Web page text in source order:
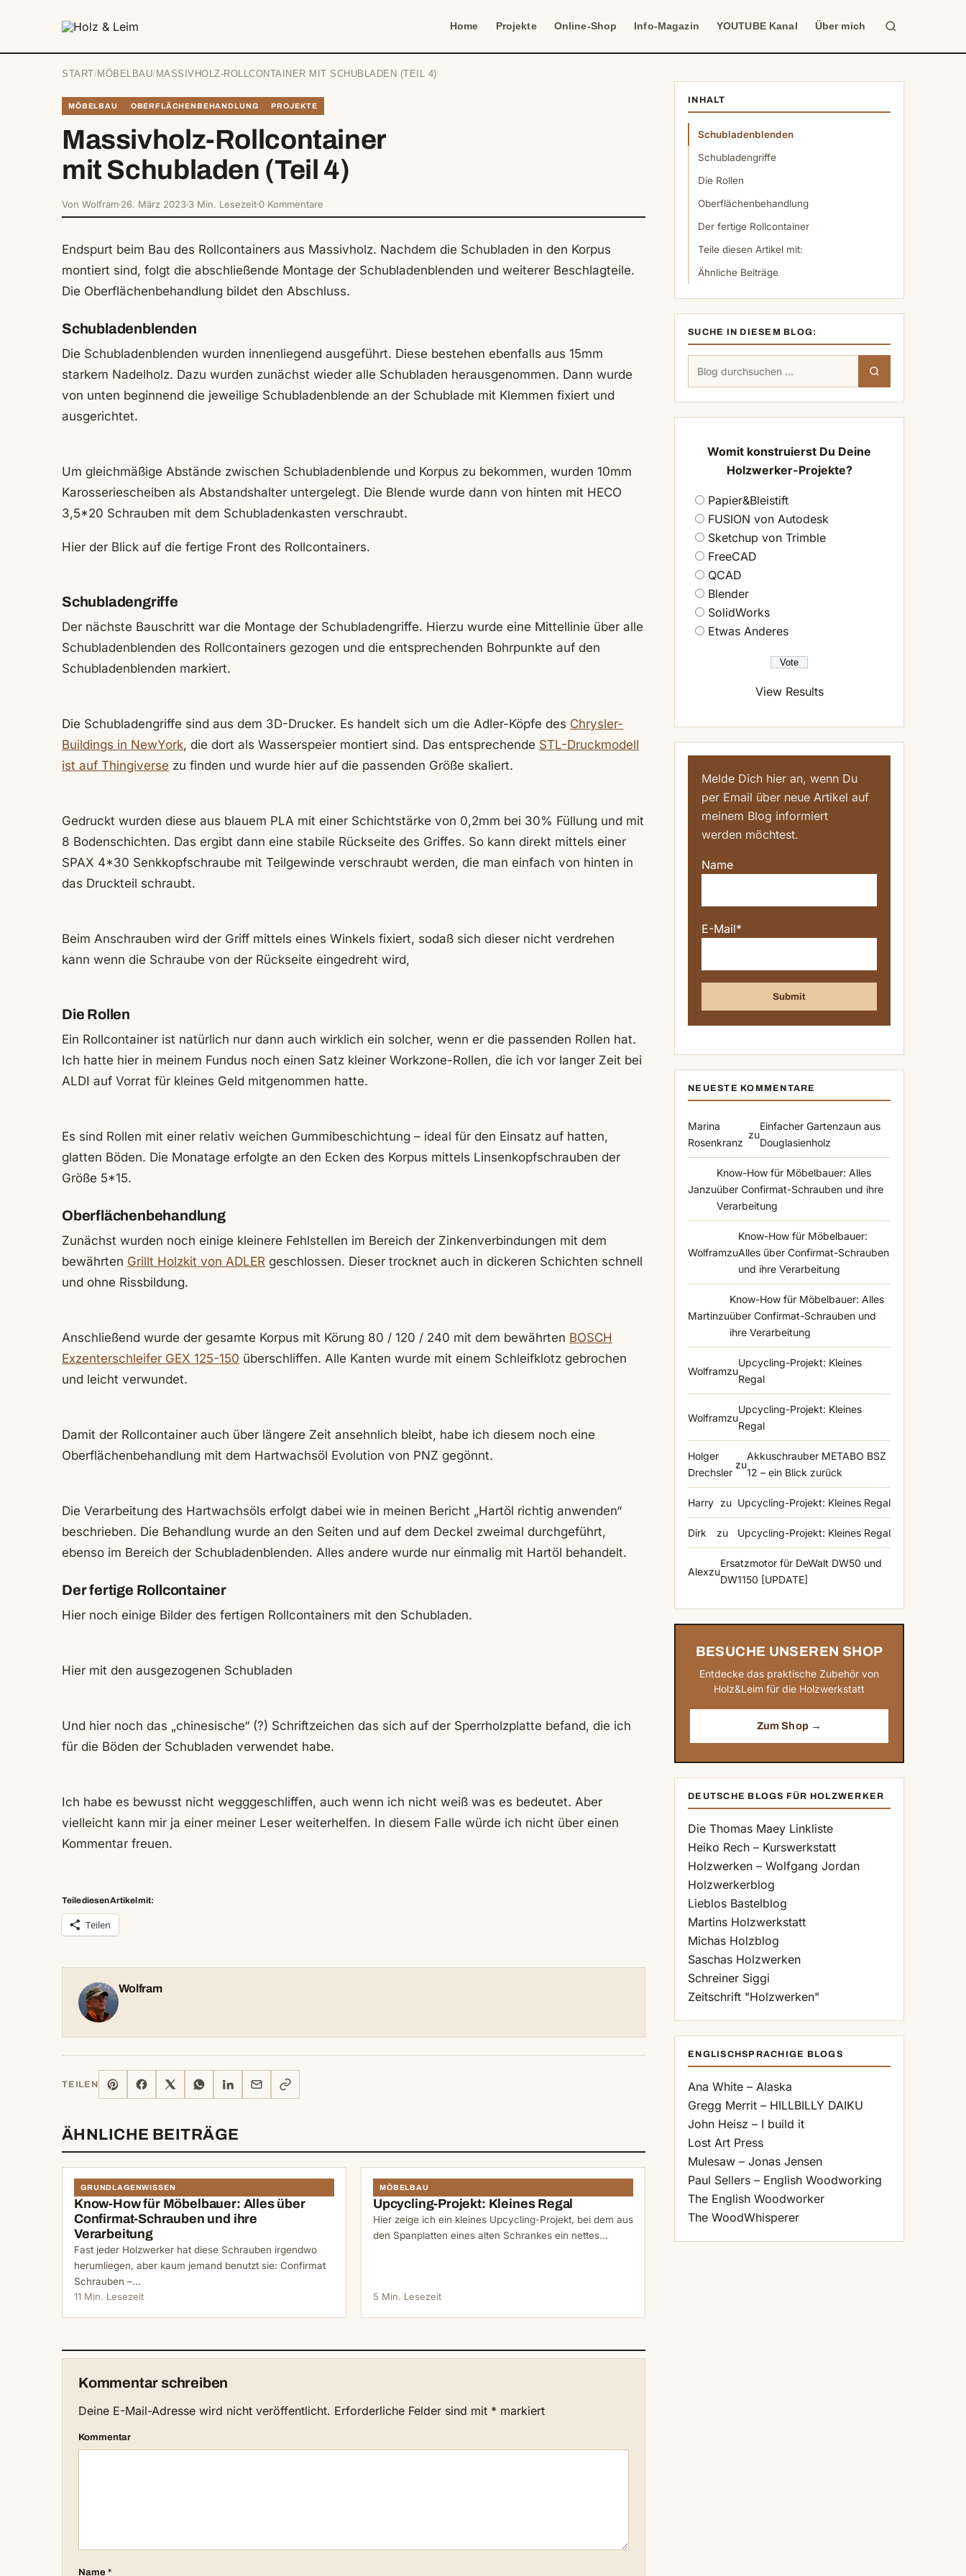
Home Projekte Online-Shop Info-Magazin YOUTUBE Kanal Über mich
Suche
START / MÖBELBAU/ MASSIVHOLZ-ROLLCONTAINER MIT SCHUBLADEN (TEIL 4)
MÖBELBAU OBERFLÄCHENBEHANDLUNG PROJEKTE
Massivholz-Rollcontainer
mit Schubladen (Teil 4)
Von Wolfram 26. März 2023 3 Min. Lesezeit0 Kommentare
Endspurt beim Bau des Rollcontainers aus Massivholz. Nachdem die Schubladen in den Korpus
montiert sind, folgt die abschließende Montage der Schubladenblenden und weiterer Beschlagteile.
Die Oberflächenbehandlung bildet den Abschluss.
Schubladenblenden
Die Schubladenblenden wurden innenliegend ausgeführt. Diese bestehen ebenfalls aus 15mm
starkem Nadelholz. Dazu wurden zunächst wieder alle Schubladen herausgenommen. Dann wurde
von unten beginnend die jeweilige Schubladenblende an der Schublade mit Klemmen fixiert und
ausgerichtet.
Um gleichmäßige Abstände zwischen Schubladenblende und Korpus zu bekommen, wurden 10mm
Karosseriescheiben als Abstandshalter untergelegt. Die Blende wurde dann von hinten mit HECO
3,5*20 Schrauben mit dem Schubladenkasten verschraubt.
Hier der Blick auf die fertige Front des Rollcontainers.
Schubladengriffe
Der nächste Bauschritt war die Montage der Schubladengriffe. Hierzu wurde eine Mittellinie über alle
Schubladenblenden des Rollcontainers gezogen und die entsprechenden Bohrpunkte auf den
Schubladenblenden markiert.
Die Schubladengriffe sind aus dem 3D-Drucker. Es handelt sich um die Adler-Köpfe des Chrysler-
Buildings in NewYork, die dort als Wasserspeier montiert sind. Das entsprechende STL-Druckmodell
ist auf Thingiverse zu finden und wurde hier auf die passenden Größe skaliert.
Gedruckt wurden diese aus blauem PLA mit einer Schichtstärke von 0,2mm bei 30% Füllung und mit
8 Bodenschichten. Das ergibt dann eine stabile Rückseite des Griffes. So kann direkt mittels einer
SPAX 4*30 Senkkopfschraube mit Teilgewinde verschraubt werden, die man einfach von hinten in
das Druckteil schraubt.
Beim Anschrauben wird der Griff mittels eines Winkels fixiert, sodaß sich dieser nicht verdrehen
kann wenn die Schraube von der Rückseite eingedreht wird,
Die Rollen
Ein Rollcontainer ist natürlich nur dann auch wirklich ein solcher, wenn er die passenden Rollen hat.
Ich hatte hier in meinem Fundus noch einen Satz kleiner Workzone-Rollen, die ich vor langer Zeit bei
ALDI auf Vorrat für kleines Geld mitgenommen hatte.
Es sind Rollen mit einer relativ weichen Gummibeschichtung – ideal für den Einsatz auf hatten,
glatten Böden. Die Monatage erfolgte an den Ecken des Korpus mittels Linsenkopfschrauben der
Größe 5*15.
Oberflächenbehandlung
Zunächst wurden noch einige kleinere Fehlstellen im Bereich der Zinkenverbindungen mit dem
bewährten Grillt Holzkit von ADLER geschlossen. Dieser trocknet auch in dickeren Schichten schnell
und ohne Rissbildung.
Anschließend wurde der gesamte Korpus mit Körung 80 / 120 / 240 mit dem bewährten BOSCH
Exzenterschleifer GEX 125-150 überschliffen. Alle Kanten wurde mit einem Schleifklotz gebrochen
und leicht verwundet.
Damit der Rollcontainer auch über längere Zeit ansehnlich bleibt, habe ich diesem noch eine
Oberflächenbehandlung mit dem Hartwachsöl Evolution von PNZ gegönnt.
Die Verarbeitung des Hartwachsöls erfolgt dabei wie in meinen Bericht „Hartöl richtig anwenden“
beschrieben. Die Behandlung wurde an den Seiten und auf dem Deckel zweimal durchgeführt,
ebenso im Bereich der Schubladenblenden. Alles andere wurde nur einmalig mit Hartöl behandelt.
Der fertige Rollcontainer
Hier noch einige Bilder des fertigen Rollcontainers mit den Schubladen.
Hier mit den ausgezogenen Schubladen
Und hier noch das „chinesische“ (?) Schriftzeichen das sich auf der Sperrholzplatte befand, die ich
für die Böden der Schubladen verwendet habe.
Ich habe es bewusst nicht wegggeschliffen, auch wenn ich nicht weiß was es bedeutet. Aber
vielleicht kann mir ja einer meiner Leser weiterhelfen. In diesem Falle würde ich nicht über einen
Kommentar freuen.
Teile diesen Artikel mit:
Teilen
Wolfram
TEILEN
PINTERESTFACEBOOK WHATSAPPLINKEDIN
MAIL
LINK
KOPIEREN
ÄHNLICHE BEITRÄGE
GRUNDLAGENWISSEN
Know-How für Möbelbauer: Alles über
Confirmat-Schrauben und ihre
Verarbeitung
Fast jeder Holzwerker hat diese Schrauben irgendwo
herumliegen, aber kaum jemand benutzt sie: Confirmat
Schrauben –…
11 Min. Lesezeit
MÖBELBAU
Upcycling-Projekt: Kleines Regal
Hier zeige ich ein kleines Upcycling-Projekt, bei dem aus
den Spanplatten eines alten Schrankes ein nettes…
5 Min. Lesezeit
Kommentar schreiben
Deine E-Mail-Adresse wird nicht veröffentlicht. Erforderliche Felder sind mit * markiert
Kommentar
Name *
INHALT
Schubladenblenden
Schubladengriffe
Die Rollen
Oberflächenbehandlung
Der fertige Rollcontainer
Teile diesen Artikel mit:
Ähnliche Beiträge
SUCHE IN DIESEM BLOG:
Suchen
Womit konstruierst Du Deine
Holzwerker-Projekte?
Papier&Bleistift
FUSION von Autodesk
Sketchup von Trimble
FreeCAD
QCAD
Blender
SolidWorks
Etwas Anderes
View Results
Melde Dich hier an, wenn Du
per Email über neue Artikel auf
meinem Blog informiert
werden möchtest.
Name
E-Mail*
NEUESTE KOMMENTARE
Marina
Rosenkranz
zu
Einfacher Gartenzaun aus
Douglasienholz
Janzu
Know-How für Möbelbauer: Alles
über Confirmat-Schrauben und ihre
Verarbeitung
Wolframzu
Know-How für Möbelbauer:
Alles über Confirmat-Schrauben
und ihre Verarbeitung
Martinzu
Know-How für Möbelbauer: Alles
über Confirmat-Schrauben und
ihre Verarbeitung
Wolframzu
Upcycling-Projekt: Kleines
Regal
Wolframzu
Upcycling-Projekt: Kleines
Regal
Holger
Drechsler
zu
Akkuschrauber METABO BSZ
12 – ein Blick zurück
Harry zu Upcycling-Projekt: Kleines Regal
Dirk zu Upcycling-Projekt: Kleines Regal
Alexzu
Ersatzmotor für DeWalt DW50 und
DW1150 [UPDATE]
BESUCHE UNSEREN SHOP
Entdecke das praktische Zubehör von
Holz&Leim für die Holzwerkstatt
Zum Shop →
DEUTSCHE BLOGS FÜR HOLZWERKER
Die Thomas Maey Linkliste
Heiko Rech – Kurswerkstatt
Holzwerken – Wolfgang Jordan
Holzwerkerblog
Lieblos Bastelblog
Martins Holzwerkstatt
Michas Holzblog
Saschas Holzwerken
Schreiner Siggi
Zeitschrift "Holzwerken"
ENGLISCHSPRACHIGE BLOGS
Ana White – Alaska
Gregg Merrit – HILLBILLY DAIKU
John Heisz – I build it
Lost Art Press
Mulesaw – Jonas Jensen
Paul Sellers – English Woodworking
The English Woodworker
The WoodWhisperer